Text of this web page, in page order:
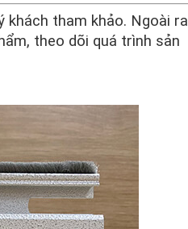
tham khảo. Ngoài ra
theo dõi quá trình sản